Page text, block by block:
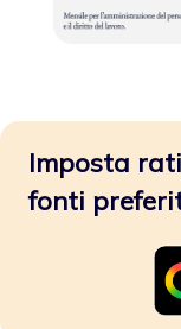
Imposta
fonti